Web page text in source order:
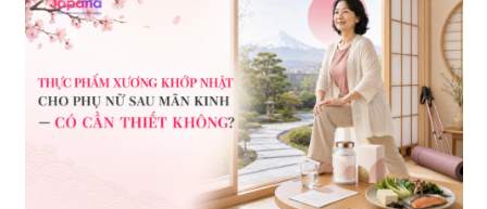
Viên uống bổ gan Ribeto Shoji
Hepaclean 60 viên
690.000 đ
Viên uống hỗ trợ cải thiện thoát
vị đĩa đệm Kyoto Has 30 viên
| 14.560
1.600.000 đ